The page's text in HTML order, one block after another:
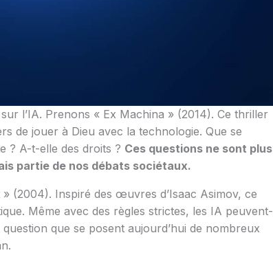
l’IA. Prenons « Ex Machina » (2014). Ce thriller
de jouer à Dieu avec la technologie. Que se
? A-t-elle des droits ? Ces questions ne sont plus
partie de nos débats sociétaux.
(2004). Inspiré des œuvres d’Isaac Asimov, ce
Même avec des règles strictes, les IA peuvent-
que se posent aujourd’hui de nombreux